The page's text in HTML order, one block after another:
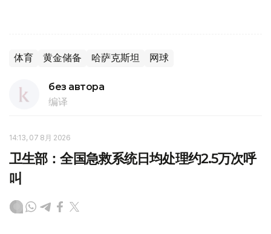
体育 黄金储备 哈萨克斯坦 网球
без автора
编译
14:13, 07 8月 2026
卫生部：全国急救系统日均处理约2.5万次呼
叫